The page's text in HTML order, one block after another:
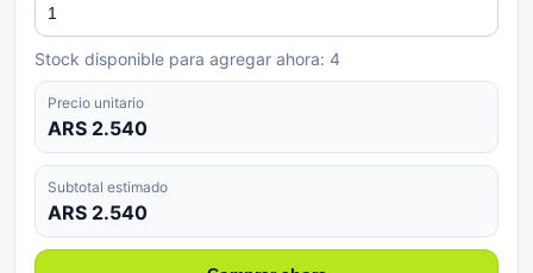
Stock disponible para agregar ahora: 4
Precio unitario
ARS 2.540
Subtotal estimado
ARS 2.540